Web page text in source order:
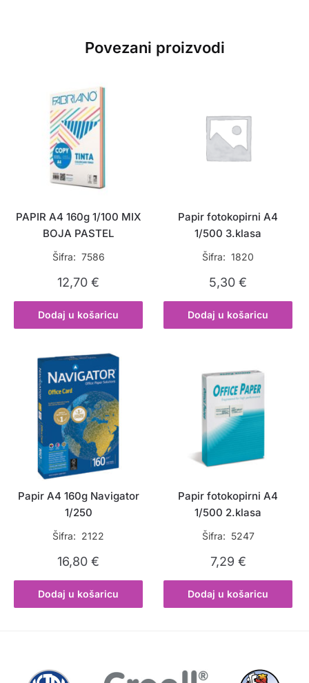
Povezani proizvodi
PAPIR A4 160g 1/100 MIX
BOJA PASTEL
Šifra: 7586
12,70€
Dodaj u košaricu
Papir fotokopirni A4
1/500 3.klasa
Šifra: 1820
5,30€
Dodaj u košaricu
Papir A4 160g Navigator
1/250
Šifra: 2122
16,80€
Dodaj u košaricu
Papir fotokopirni A4
1/500 2.klasa
Šifra: 5247
7,29 €
Dodaj u košaricu